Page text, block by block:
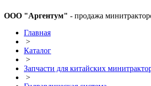
ООО "Аргентум" - продажа
Главная
>
Каталог
>
Запчасти для китайских
>